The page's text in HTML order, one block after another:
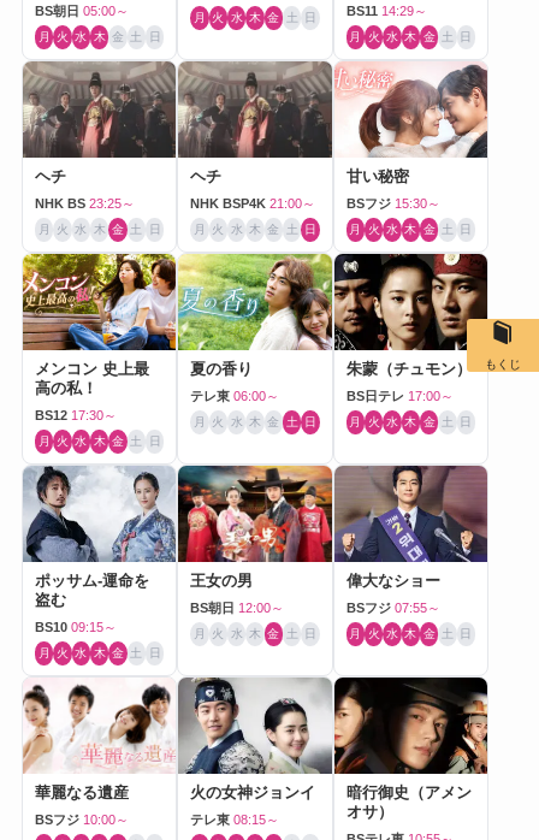
BS朝日 05:00～
月 火 水 木 金 土 日
月 火 水 木 金 土 日 BS11 14:29～
月 火 水 木 金 土 日
ヘチ
NHK BS 23:25～
月 火 水 木 金 土 日
ヘチ
NHK BSP4K 21:00～
月 火 水 木 金 土 日
甘い秘密
BSフジ 15:30～
月 火 水 木 金 土 日
メンコン 史上最
高の私！
BS12 17:30～
月 火 水 木 金 土 日
夏の香り
テレ東 06:00～
月 火 水 木 金 土 日
朱蒙（チュモン）
BS日テレ 17:00～
月 火 水 木 金 土 日
ポッサム-運命を
盗む
BS10 09:15～
月 火 水 木 金 土 日
王女の男
BS朝日 12:00～
月 火 水 木 金 土 日
偉大なショー
BSフジ 07:55～
月 火 水 木 金 土 日
華麗なる遺産
BSフジ 10:00～
火の女神ジョンイ
テレ東 08:15～
暗行御史（アメン
オサ）
もくじ